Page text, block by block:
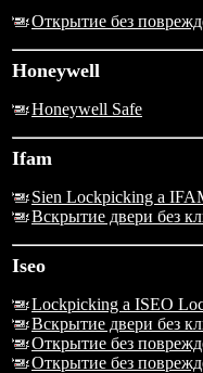
Открытие без
Honeywell
Honeywell Safe
Ifam
Sien Lockpicking a
Вскрытие двери без
Iseo
Lockpicking a ISEO
Вскрытие двери без
Открытие без
Открытие без